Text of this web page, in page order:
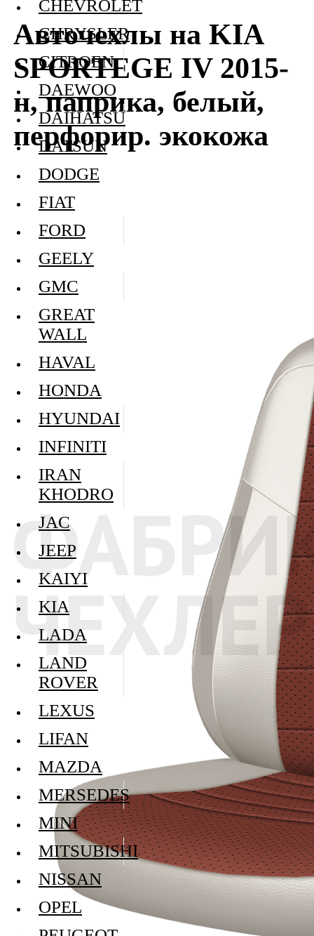
Авточехлы на KIA
SPORTEGE IV 2015-
н, паприка, белый,
перфорир. экокожа
CHEVROLET
CHRYSLER
CITROEN
DAEWOO
DAIHATSU
DATSUN
DODGE
FIAT
FORD
GEELY
GMC
GREAT
WALL
HAVAL
HONDA
HYUNDAI
INFINITI
IRAN
KHODRO
JAC
JEEP
KAIYI
KIA
LADA
LAND
ROVER
LEXUS
LIFAN
MAZDA
MERSEDES
MINI
MITSUBISHI
NISSAN
OPEL